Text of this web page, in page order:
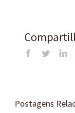
Facebook
Twitter
Postagens